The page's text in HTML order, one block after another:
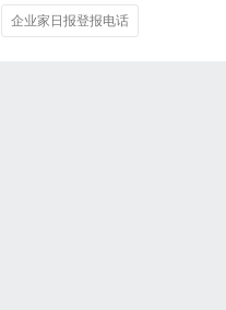
企业家日报登报电话